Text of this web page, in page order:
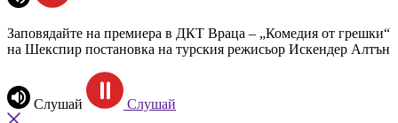
Заповядайте на премиера в ДКТ Враца – „Комедия от грешки“
на Шекспир постановка на турския режисьор Искендер Алтън
Слушай Слушай